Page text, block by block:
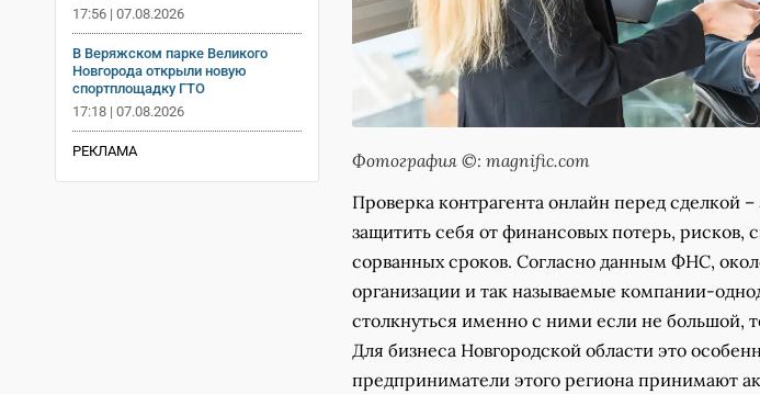
17:56 | 07.08.2026
В Веряжском парке Великого
Новгорода открыли новую
спортплощадку ГТО
17:18 | 07.08.2026
РЕКЛАМА
Фотография ©: magnific.com
Проверка контрагента онлайн перед сделкой
защитить себя от финансовых потерь, рисков,
сорванных сроков. Согласно данным ФНС,
организации и так называемые компании-
столкнуться именно с ними если не большой,
Для бизнеса Новгородской области это
предприниматели этого региона принимают